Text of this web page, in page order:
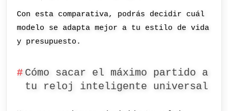
Con esta comparativa, podrás decidir cuál
modelo se adapta mejor a tu estilo de vida
y presupuesto.
Cómo sacar el máximo partido a
tu reloj inteligente universal